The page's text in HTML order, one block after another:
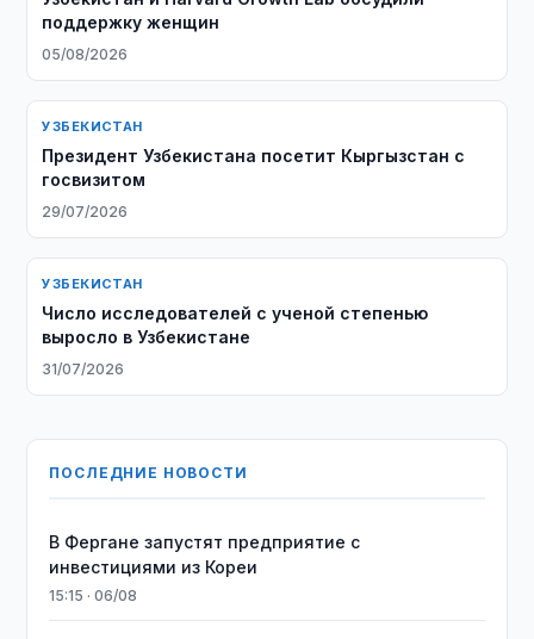
поддержку женщин
05/08/2026
УЗБЕКИСТАН
Президент Узбекистана посетит Кыргызстан с
госвизитом
29/07/2026
УЗБЕКИСТАН
Число исследователей с ученой степенью
выросло в Узбекистане
31/07/2026
ПОСЛЕДНИЕ НОВОСТИ
В Фергане запустят предприятие с
инвестициями из Кореи
15:15 · 06/08